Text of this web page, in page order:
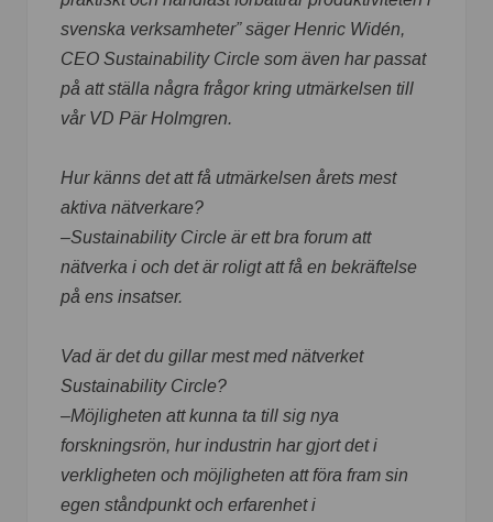
svenska verksamheter” säger Henric Widén,
CEO Sustainability Circle som även har passat
på att ställa några frågor kring utmärkelsen till
vår VD Pär Holmgren.
Hur känns det att få utmärkelsen årets mest
aktiva nätverkare?
–Sustainability Circle är ett bra forum att
nätverka i och det är roligt att få en bekräftelse
på ens insatser.
Vad är det du gillar mest med nätverket
Sustainability Circle?
–Möjligheten att kunna ta till sig nya
forskningsrön, hur industrin har gjort det i
verkligheten och möjligheten att föra fram sin
egen ståndpunkt och erfarenhet i